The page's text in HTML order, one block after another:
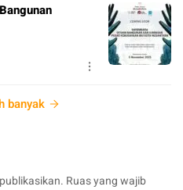
banyak
Ruas yang wajib